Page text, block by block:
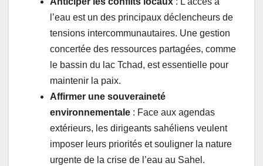
l’eau est un des principaux déclencheurs de
tensions intercommunautaires. Une gestion
concertée des ressources partagées, comme
le bassin du lac Tchad, est essentielle pour
maintenir la paix.
Affirmer une souveraineté
environnementale : Face aux agendas
extérieurs, les dirigeants sahéliens veulent
imposer leurs priorités et souligner la nature
urgente de la crise de l’eau au Sahel.